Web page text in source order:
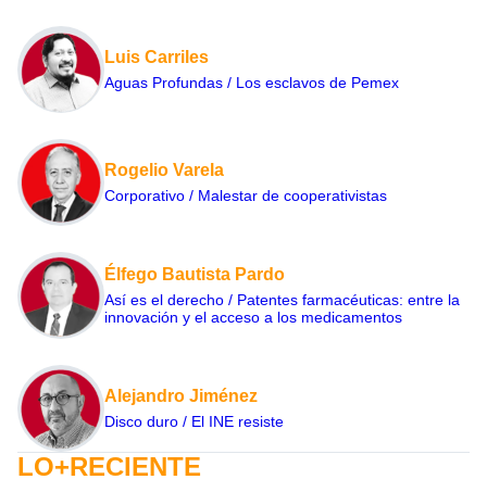
Luis Carriles
Aguas Profundas / Los esclavos de Pemex
Rogelio Varela
Corporativo / Malestar de cooperativistas
Élfego Bautista Pardo
Así es el derecho / Patentes farmacéuticas: entre la
innovación y el acceso a los medicamentos
Alejandro Jiménez
Disco duro / El INE resiste
LO+RECIENTE